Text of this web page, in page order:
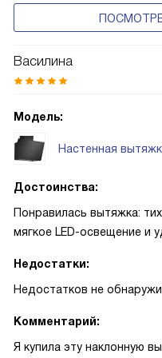
Василина
Модель:
Настенная
Достоинства:
Понравилась вытяжка:
мягкое LED-освещение и
Недостатки:
Недостатков не
Комментарий:
Я купила эту наклонную